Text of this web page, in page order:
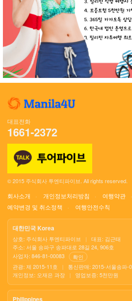
대표전화
1661-2372
© 2015 주식회사 투엔티파이브. All rights reserved.
회사소개 개인정보처리방침 여행약관
예약변경 및 취소정책
여행안전수칙
대한민국 Korea
상호: 주식회사 투엔티파이브 |
대표: 김근태
주소: 서울 송파구 송파대로 28길 24, 906호
사업자: 846-81-00083
확인
관광: 제 2015-11호
|
통신판매: 2015-서울송파-
개인정보: 오재은 과장
| 영업보증: 5천만원
Philippines